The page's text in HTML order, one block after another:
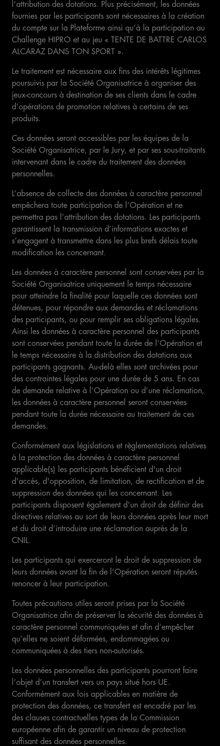
l’attribution des dotations. Plus précisément, les données
fournies par les participants sont nécessaires à la création
du compte sur la Plateforme ainsi qu’à la participation au
Challenge HIPRO et au jeu « TENTE DE BATTRE CARLOS
ALCARAZ DANS TON SPORT ».
Le traitement est nécessaire aux fins des intérêts légitimes
poursuivis par la Société Organisatrice à organiser des
jeux-concours à destination de ses clients dans le cadre
d’opérations de promotion relatives à certains de ses
produits.
Ces données seront accessibles par les équipes de la
Société Organisatrice, par le Jury, et par ses sous-traitants
intervenant dans le cadre du traitement des données
personnelles.
L’absence de collecte des données à caractère personnel
empêchera toute participation de l’Opération et ne
permettra pas l’attribution des dotations. Les participants
garantissent la transmission d’informations exactes et
s’engagent à transmettre dans les plus brefs délais toute
modification les concernant.
Les données à caractère personnel sont conservées par la
Société Organisatrice uniquement le temps nécessaire
pour atteindre la finalité pour laquelle ces données sont
détenues, pour répondre aux demandes et réclamations
des participants, ou pour remplir ses obligations légales.
Ainsi les données à caractère personnel des participants
sont conservées pendant toute la durée de l’Opération et
le temps nécessaire à la distribution des dotations aux
participants gagnants. Au-delà elles sont archivées pour
des contraintes légales pour une durée de 5 ans. En cas
de demande relative à l’Opération ou d’une réclamation,
les données à caractère personnel seront conservées
pendant toute la durée nécessaire au traitement de ces
demandes.
Conformément aux législations et règlementations relatives
à la protection des données à caractère personnel
applicable(s) les participants bénéficient d'un droit
d'accès, d'opposition, de limitation, de rectification et de
suppression des données qui les concernant. Les
participants disposent également d’un droit de définir des
directives relatives au sort de leurs données après leur mort
et du droit d’introduire une réclamation auprès de la
CNIL.
Les participants qui exerceront le droit de suppression de
leurs données avant la fin de l’Opération seront réputés
renoncer à leur participation.
Toutes précautions utiles seront prises par la Société
Organisatrice afin de préserver la sécurité des données à
caractère personnel communiquées et afin d’empêcher
qu’elles ne soient déformées, endommagées ou
communiquées à des tiers non-autorisés.
Les données personnelles des participants pourront faire
l’objet d’un transfert vers un pays situé hors UE.
Conformément aux lois applicables en matière de
protection des données, ce transfert est encadré par les
des clauses contractuelles types de la Commission
européenne afin de garantir un niveau de protection
suffisant des données personnelles.